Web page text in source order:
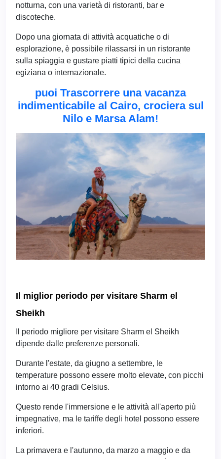
notturna, con una varietà di ristoranti, bar e
discoteche.
Dopo una giornata di attività acquatiche o di
esplorazione, è possibile rilassarsi in un ristorante
sulla spiaggia e gustare piatti tipici della cucina
egiziana o internazionale.
puoi Trascorrere una vacanza
indimenticabile al Cairo, crociera sul
Nilo e Marsa Alam!
Il miglior periodo per visitare Sharm el
Sheikh
Il periodo migliore per visitare Sharm el Sheikh
dipende dalle preferenze personali.
Durante l'estate, da giugno a settembre, le
temperature possono essere molto elevate, con picchi
intorno ai 40 gradi Celsius.
Questo rende l'immersione e le attività all'aperto più
impegnative, ma le tariffe degli hotel possono essere
inferiori.
La primavera e l'autunno, da marzo a maggio e da